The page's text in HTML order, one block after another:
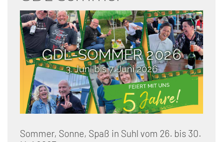
Sommer, Sonne, Spaß in Suhl vom 26. bis 30.